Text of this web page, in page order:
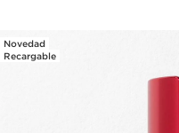
Novedad
Recargable